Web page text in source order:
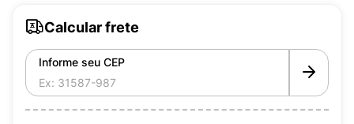
Calcular frete
Informe seu CEP